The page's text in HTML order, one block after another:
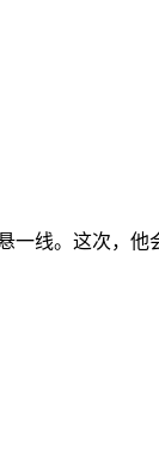
线。这次，他